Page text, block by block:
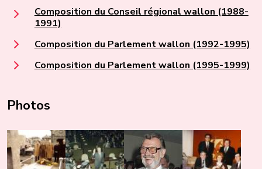
Composition du Conseil régional wallon (1988-
1991)
Composition du Parlement wallon (1992-1995)
Composition du Parlement wallon (1995-1999)
Photos